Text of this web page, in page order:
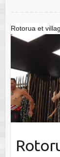
Rotorua et